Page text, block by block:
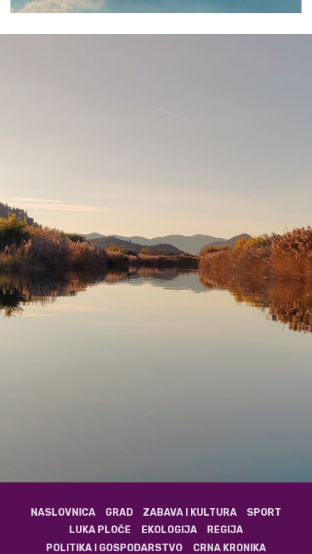
NASLOVNICA GRAD ZABAVA I KULTURA
SPORT
LUKA PLOČE
EKOLOGIJA
REGIJA
POLITIKA I GOSPODARSTVO
CRNA KRONIKA